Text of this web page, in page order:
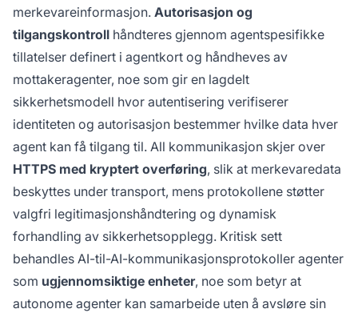
merkevareinformasjon. Autorisasjon og
tilgangskontroll håndteres gjennom agentspesifikke
tillatelser definert i agentkort og håndheves av
mottakeragenter, noe som gir en lagdelt
sikkerhetsmodell hvor autentisering verifiserer
identiteten og autorisasjon bestemmer hvilke data hver
agent kan få tilgang til. All kommunikasjon skjer over
HTTPS med kryptert overføring, slik at merkevaredata
beskyttes under transport, mens protokollene støtter
valgfri legitimasjonshåndtering og dynamisk
forhandling av sikkerhetsopplegg. Kritisk sett
behandles AI-til-AI-kommunikasjonsprotokoller agenter
som ugjennomsiktige enheter, noe som betyr at
autonome agenter kan samarbeide uten å avsløre sin